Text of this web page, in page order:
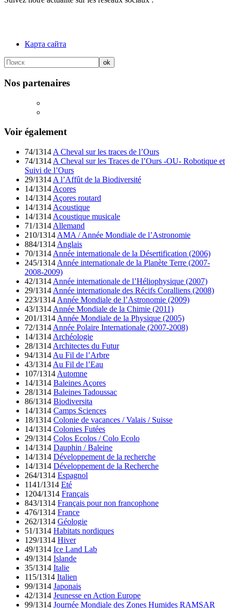
Карта сайта
Nos partenaires
Voir également
74/1314 A Cheval sur les traces de l’Ours
74/1314 A Cheval sur les Traces de l’Ours -OU- Robotique et
Suivi de l’Ours
29/1314 A l’Affût de la Biodiversité
14/1314 Acores
14/1314 Açores routard
14/1314 Acoustique
14/1314 Acoustique musicale
71/1314 Allemand
210/1314 AMA / Année Mondiale de l’Astronomie
884/1314 Anglais
70/1314 Année internationale de la Désertification (2006)
245/1314 Année internationale de la Planète Terre (2007-
2008-2009)
42/1314 Année internationale de l’Héliophysique (2007)
29/1314 Année internationale des Récifs Coralliens (2008)
223/1314 Année Mondiale de l’Astronomie (2009)
43/1314 Année Mondiale de la Chimie (2011)
201/1314 Année Mondiale de la Physique (2005)
72/1314 Année Polaire Internationale (2007-2008)
14/1314 Archéologie
28/1314 Architectes du Futur
94/1314 Au Fil de l’Arbre
43/1314 Au Fil de l’Eau
107/1314 Automne
14/1314 Baleines Açores
28/1314 Baleines Tadoussac
86/1314 Biodiversita
14/1314 Camps Sciences
18/1314 Colonie de vacances / Valais / Suisse
14/1314 Colonies Futées
29/1314 Colos Ecolos / Colo Ecolo
14/1314 Dauphin / Baleine
14/1314 Développement de la recherche
14/1314 Développement de la Recherche
264/1314 Espagnol
1141/1314 Eté
1204/1314 Français
843/1314 Français pour non francophone
476/1314 France
262/1314 Géologie
51/1314 Habitats nordiques
129/1314 Hiver
49/1314 Ice Land Lab
49/1314 Islande
35/1314 Italie
115/1314 Italien
99/1314 Japonais
42/1314 Jeunesse en Action Europe
99/1314 Journée Mondiale des Zones Humides RAMSAR